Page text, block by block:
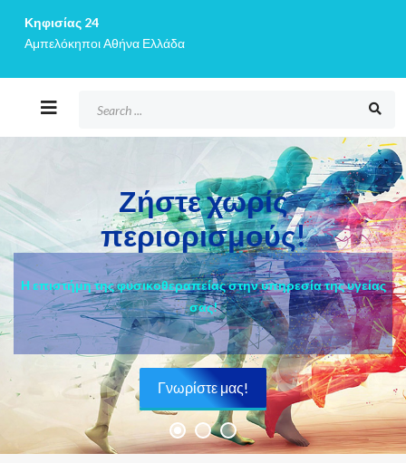
Κηφισίας 24
Αμπελόκηποι Αθήνα Ελλάδα
Ζήστε χωρίς
περιορισμούς!
Η επιστήμη της φυσικοθεραπείας στην υπηρεσία της υγείας
σας!
Γνωρίστε μας!